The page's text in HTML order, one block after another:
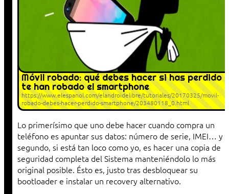
Móvil robado: qué debes hacer si has perdido
te han robado el smartphone
https://www.elespanol.com/elandroidelibre/tutoriales/20170325/movil-
robado-debes-hacer-perdido-smartphone/203480118_0.html
Lo primerísimo que uno debe hacer cuando compra un
teléfono es apuntar sus datos: número de serie, IMEI… y
segundo, si está tan loco como yo, es hacer una copia de
seguridad completa del Sistema manteniéndolo lo más
original posible. Ésto es, justo tras desbloquear su
bootloader e instalar un recovery alternativo.